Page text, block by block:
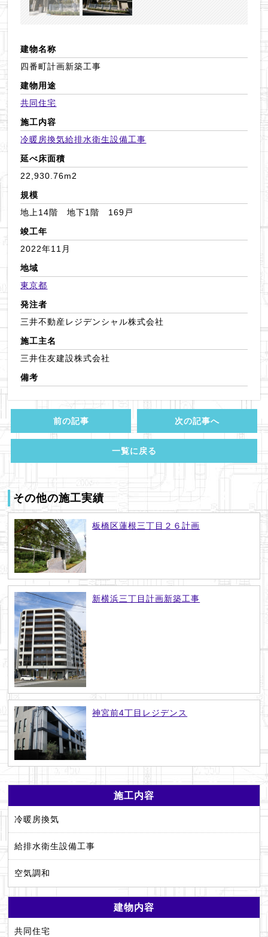
建物名称
四番町計画新築工事
建物用途
共同住宅
施工内容
冷暖房換気給排水衛生設備工事
延べ床面積
22,930.76m2
規模
地上14階 地下1階 169戸
竣工年
2022年11月
地域
東京都
発注者
三井不動産レジデンシャル株式会社
施工主名
三井住友建設株式会社
備考
前の記事 次の記事へ
一覧に戻る
その他の施工実績
板橋区蓮根三丁目２６計画
新横浜三丁目計画新築工事
神宮前4丁目レジデンス
施工内容
冷暖房換気
給排水衛生設備工事
空気調和
建物内容
共同住宅